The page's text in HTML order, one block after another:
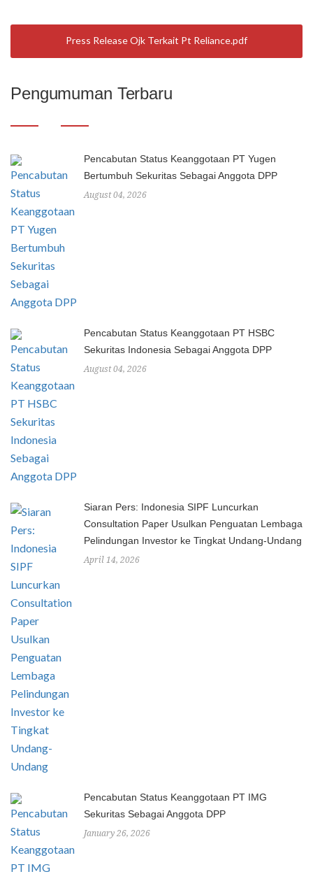
Press Release Ojk Terkait Pt Reliance
Pengumuman Terbaru
Pencabutan Status Keanggotaan PT Yugen
Bertumbuh Sekuritas Sebagai Anggota DPP
August 04, 2026
Pencabutan Status Keanggotaan PT HSBC
Sekuritas Indonesia Sebagai Anggota DPP
August 04, 2026
Siaran Pers: Indonesia SIPF Luncurkan
Consultation Paper Usulkan Penguatan Lembaga
Pelindungan Investor ke Tingkat Undang-Undang
April 14, 2026
Pencabutan Status Keanggotaan PT IMG
Sekuritas Sebagai Anggota DPP
January 26, 2026